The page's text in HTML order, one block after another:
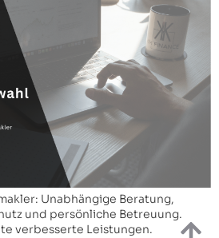
Unabhängige Beratung,
und persönliche Betreuung.
verbesserte Leistungen.